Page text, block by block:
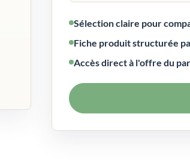
Sélection claire pour
Fiche produit structurée
Accès direct à l'offre du